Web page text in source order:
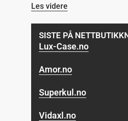
Les videre
SISTE PÅ
Lux-Case.no
Amor.no
Superkul.no
Vidaxl.no